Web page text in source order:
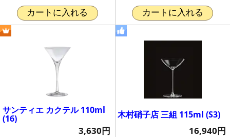
カートに入れる カートに入れる
サンティエ カクテル 110ml
(16)
3,630円
木村硝子店 三組 115ml (S3)
16,940円